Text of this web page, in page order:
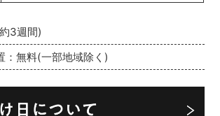
3週間)
：無料(一部地域除く)